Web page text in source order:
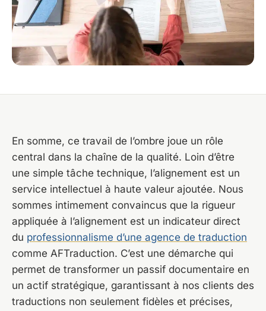
En somme, ce travail de l’ombre joue un rôle
central dans la chaîne de la qualité. Loin d’être
une simple tâche technique, l’alignement est un
service intellectuel à haute valeur ajoutée. Nous
sommes intimement convaincus que la rigueur
appliquée à l’alignement est un indicateur direct
du professionnalisme d’une agence de traduction
comme AFTraduction. C’est une démarche qui
permet de transformer un passif documentaire en
un actif stratégique, garantissant à nos clients des
traductions non seulement fidèles et précises,